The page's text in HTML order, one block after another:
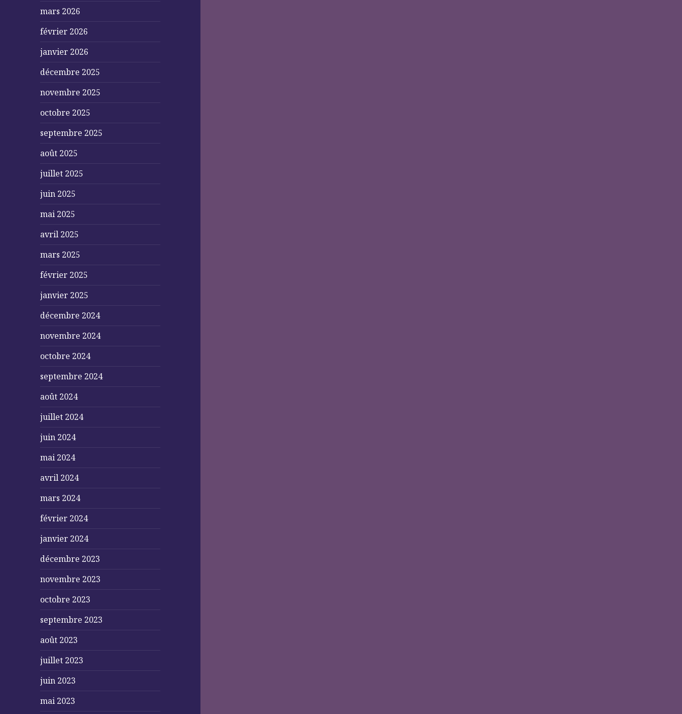
mars 2026
février 2026
janvier 2026
décembre 2025
novembre 2025
octobre 2025
septembre 2025
août 2025
juillet 2025
juin 2025
mai 2025
avril 2025
mars 2025
février 2025
janvier 2025
décembre 2024
novembre 2024
octobre 2024
septembre 2024
août 2024
juillet 2024
juin 2024
mai 2024
avril 2024
mars 2024
février 2024
janvier 2024
décembre 2023
novembre 2023
octobre 2023
septembre 2023
août 2023
juillet 2023
juin 2023
mai 2023